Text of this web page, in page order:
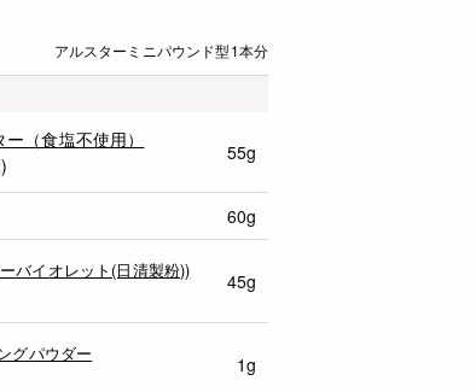
アルスターミニパウンド型1本分
（食塩不使用）
55g
60g
バイオレット(日清製粉))
45g
グパウダー
1g